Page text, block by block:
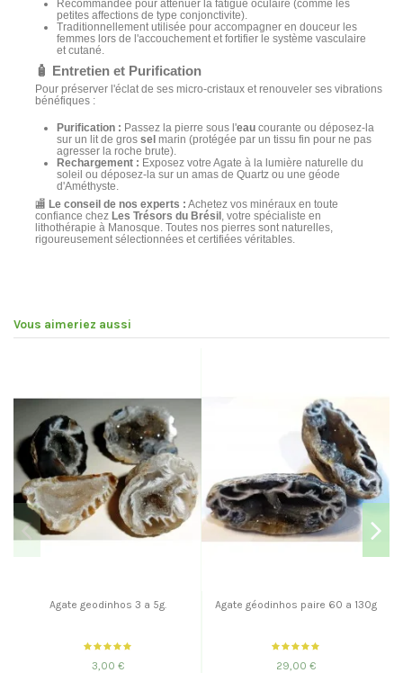
Recommandée pour atténuer la fatigue oculaire (comme les
petites affections de type conjonctivite).
Traditionnellement utilisée pour accompagner en douceur les
femmes lors de l'accouchement et fortifier le système vasculaire
et cutané.
🧴 Entretien et Purification
Pour préserver l'éclat de ses micro-cristaux et renouveler ses vibrations
bénéfiques :
Purification : Passez la pierre sous l'eau courante ou déposez-la
sur un lit de gros sel marin (protégée par un tissu fin pour ne pas
agresser la roche brute).
Rechargement : Exposez votre Agate à la lumière naturelle du
soleil ou déposez-la sur un amas de Quartz ou une géode
d'Améthyste.
🏬 Le conseil de nos experts : Achetez vos minéraux en toute
confiance chez Les Trésors du Brésil , votre spécialiste en
lithothérapie à Manosque. Toutes nos pierres sont naturelles,
rigoureusement sélectionnées et certifiées véritables.
Vous aimeriez aussi
Agate geodinhos 3 a 5g.
3,00 €
Agate géodinhos paire 60 a 130g
29,00 €